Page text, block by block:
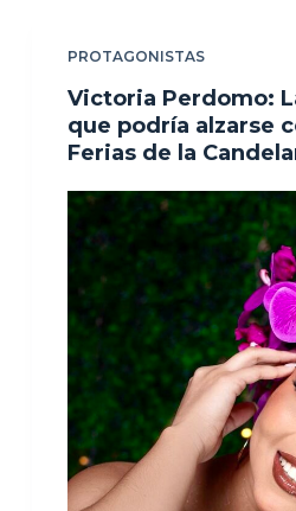
PROTAGONISTAS
Victoria Perdomo:
que podría alzarse
Ferias de la